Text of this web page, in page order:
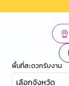
พื้นที่สะดวกรับงาน
เลือกจังหวัด